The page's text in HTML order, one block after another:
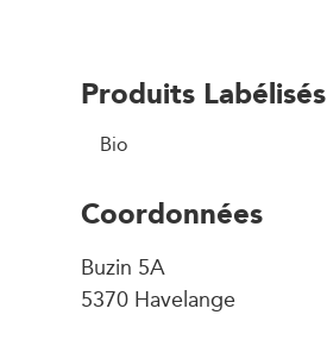
Produits Labélisés
Bio
Coordonnées
Buzin 5A
5370 Havelange